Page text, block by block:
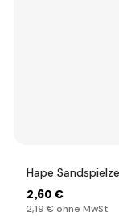
Hape
2,60 €
2,19 € ohne MwSt